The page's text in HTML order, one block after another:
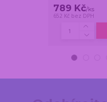
789 Kč/ks
652 Kč bez DPH